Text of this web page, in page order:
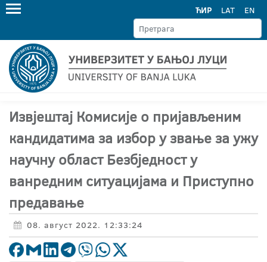
ЋИР LAT EN
Извјештај Комисије о пријављеним
кандидатима за избор у звање за ужу
научну област Безбједност у
ванредним ситуацијама и Приступно
предавање
08. август 2022. 12:33:24